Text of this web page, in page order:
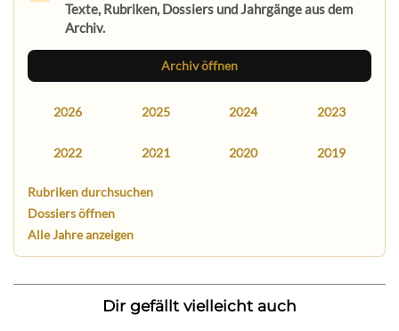
Texte, Rubriken, Dossiers und Jahrgänge aus dem
Archiv.
Archiv öffnen
2026 2025 2024 2023
2022 2021 2020 2019
Rubriken durchsuchen
Dossiers öffnen
Alle Jahre anzeigen
Dir gefällt vielleicht auch